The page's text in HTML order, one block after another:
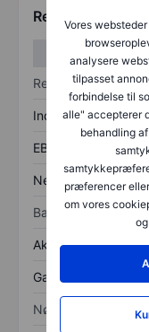
Vores
analysere
tilpasset
forbindelse til
alle" accepterer
behandling
præferencer
om vores
Regnskabstal
Resultatopgørelse
Indtægter
EBITDA
Nettoresultat
Balance
Aktiver i alt
Gæld
Nøgletal